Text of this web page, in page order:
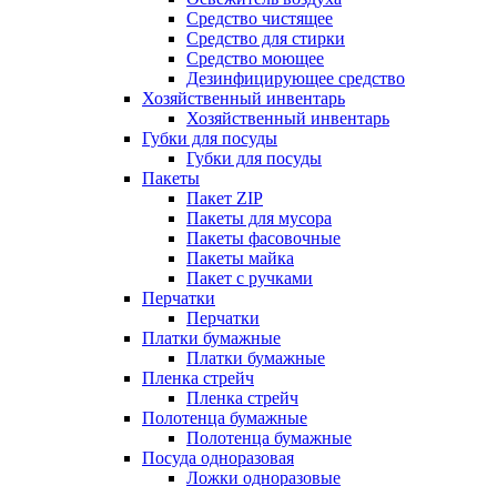
Средство чистящее
Средство для стирки
Средство моющее
Дезинфицирующее средство
Хозяйственный инвентарь
Хозяйственный инвентарь
Губки для посуды
Губки для посуды
Пакеты
Пакет ZIP
Пакеты для мусора
Пакеты фасовочные
Пакеты майка
Пакет с ручками
Перчатки
Перчатки
Платки бумажные
Платки бумажные
Пленка стрейч
Пленка стрейч
Полотенца бумажные
Полотенца бумажные
Посуда одноразовая
Ложки одноразовые